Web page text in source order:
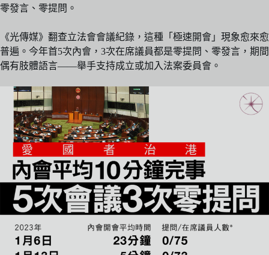
零發言、零提問。
《光傳媒》翻查立法會會議紀錄，這種「極速開會」現象愈來愈
普遍。今年首5次內會，3次在席議員都是零提問、零發言，期間
偶有肢體語言——舉手支持成立或加入法案委員會。